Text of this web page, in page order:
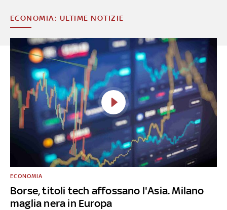
ECONOMIA: ULTIME NOTIZIE
Borse, titoli tech affossano l'Asia. Milano
maglia nera in Europa
ECONOMIA